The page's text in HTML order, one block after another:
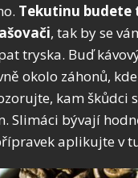
Tekutinu budete
, tak by se
tryska. Buď
okolo záhonů,
kam škůdci
Slimáci bývají
aplikujte v